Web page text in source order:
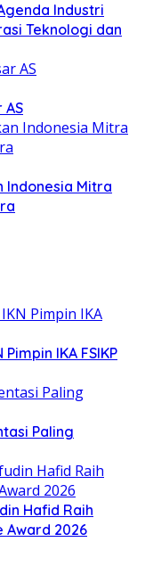
Industri
Teknologi dan
AS
Indonesia Mitra
IKA FSIKP
Paling
Hafid Raih
Award 2026